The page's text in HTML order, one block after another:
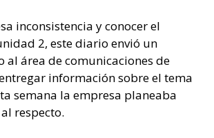
inconsistencia y conocer el
2, este diario envió un
al área de comunicaciones de
información sobre el tema
semana la empresa planeaba
respecto.